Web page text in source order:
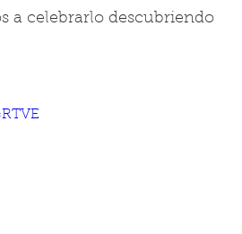
a celebrarlo descubriendo